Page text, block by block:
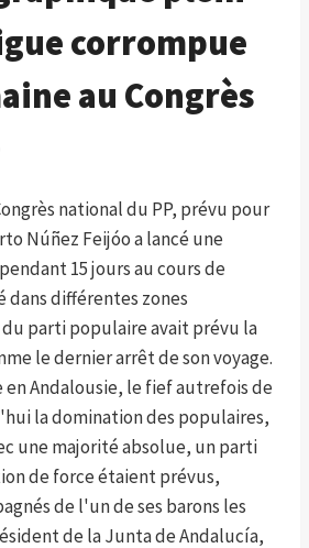
corrompue
au Congrès
national du PP, prévu pour
Núñez Feijóo a lancé une
15 jours au cours de
dans différentes zones
du parti populaire avait prévu la
le dernier arrêt de son voyage.
Andalousie, le fief autrefois de
la domination des populaires,
une majorité absolue, un parti
de force étaient prévus,
de l'un de ses barons les
de la Junta de Andalucía,